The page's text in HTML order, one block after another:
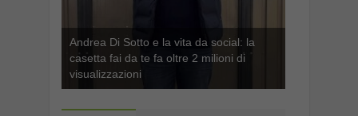
Andrea Di Sotto e la vita da social: la
casetta fai da te fa oltre 2 milioni di
visualizzazioni
Come aumentare la visibilità su
Facebook? Ecco alcuni suggerimenti